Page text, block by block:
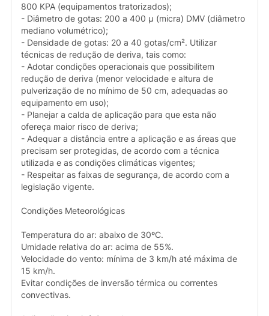
800 KPA (equipamentos tratorizados);
- Diâmetro de gotas: 200 a 400 µ (micra) DMV (diâmetro
mediano volumétrico);
- Densidade de gotas: 20 a 40 gotas/cm². Utilizar
técnicas de redução de deriva, tais como:
- Adotar condições operacionais que possibilitem
redução de deriva (menor velocidade e altura de
pulverização de no mínimo de 50 cm, adequadas ao
equipamento em uso);
- Planejar a calda de aplicação para que esta não
ofereça maior risco de deriva;
- Adequar a distância entre a aplicação e as áreas que
precisam ser protegidas, de acordo com a técnica
utilizada e as condições climáticas vigentes;
- Respeitar as faixas de segurança, de acordo com a
legislação vigente.
Condições Meteorológicas
Temperatura do ar: abaixo de 30ºC.
Umidade relativa do ar: acima de 55%.
Velocidade do vento: mínima de 3 km/h até máxima de
15 km/h.
Evitar condições de inversão térmica ou correntes
convectivas.